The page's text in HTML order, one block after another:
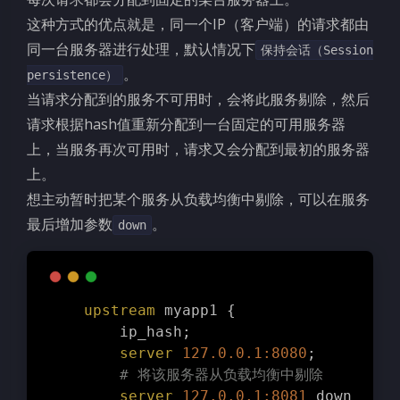
这种方式的优点就是，同一个IP（客户端）的请求都由
同一台服务器进行处理，默认情况下 保持会话（Session
persistence）
。
当请求分配到的服务不可用时，会将此服务剔除，然后
请求根据hash值重新分配到一台固定的可用服务器
上，当服务再次可用时，请求又会分配到最初的服务器
上。
想主动暂时把某个服务从负载均衡中剔除，可以在服务
最后增加参数 down 。
upstream myapp1 {
        ip_hash;
server
127.0.0.1:8080 ;
# 将该服务器从负载均衡中剔除
server
127.0.0.1:8081 down